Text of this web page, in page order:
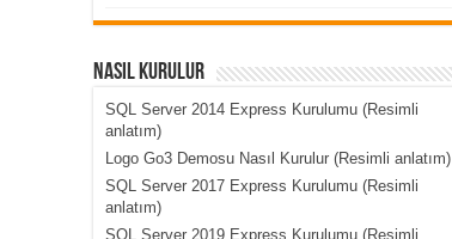
Nasıl Kurulur
SQL Server 2014 Express Kurulumu (Resimli
anlatım)
Logo Go3 Demosu Nasıl Kurulur (Resimli anlatım)
SQL Server 2017 Express Kurulumu (Resimli
anlatım)
SQL Server 2019 Express Kurulumu (Resimli